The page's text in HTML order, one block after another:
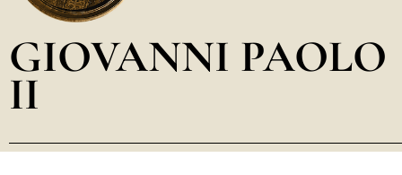
POLSKI
GIOVANNI PAOLO
II